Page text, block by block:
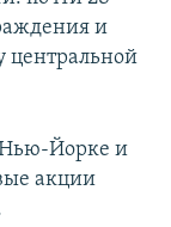
и
центральной
Нью-Йорке и
акции